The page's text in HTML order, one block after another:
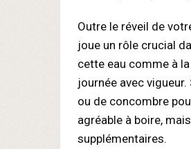
Outre le réveil de
joue un rôle crucial
cette eau comme à
journée avec
ou de concombre
agréable à boire,
supplémentaires.